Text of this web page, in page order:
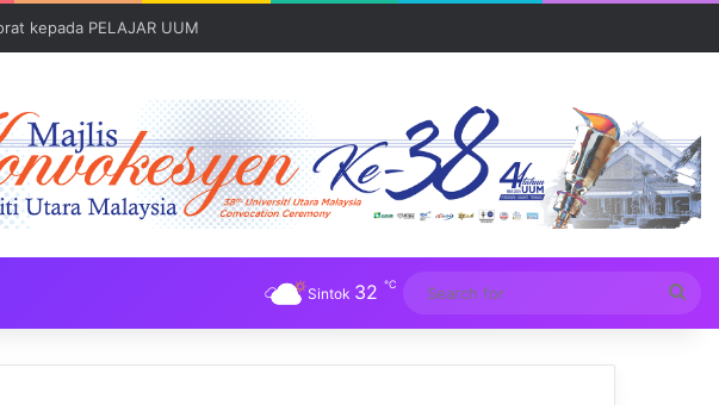
akademik dan budaya serantau
Sintok 32 ℃
for